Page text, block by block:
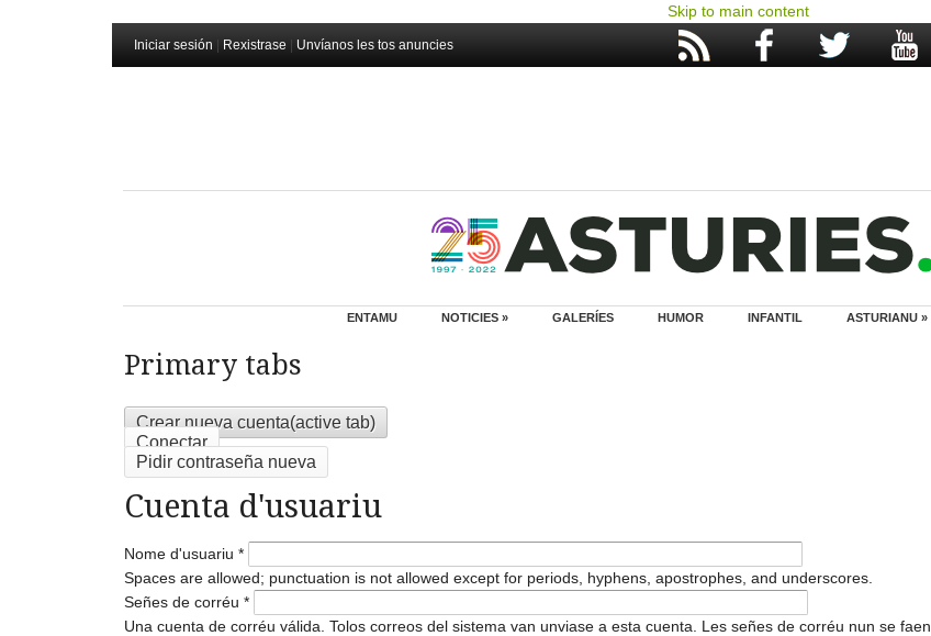
Skip to main content
Iniciar sesión Rexistrase Unvíanos les tos anuncies
ENTAMU NOTICIES » GALERÍES HUMOR INFANTIL ASTURIANU »
Primary tabs
Crear nueva cuenta(active tab)
Conectar
Pidir contraseña nueva
Cuenta d'usuariu
Nome d'usuariu *
Spaces are allowed; punctuation is not allowed except for periods, hyphens, apostrophes, and underscores.
Señes de corréu *
Una cuenta de corréu válida. Tolos correos del sistema van unviase a esta cuenta. Les señes de corréu nun se faen